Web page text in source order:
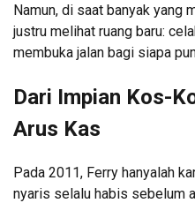
Namun, di saat banyak yang
justru melihat ruang baru:
membuka jalan bagi siapa
Dari Impian Kos-
Arus Kas
Pada 2011, Ferry hanyalah
nyaris selalu habis sebelum